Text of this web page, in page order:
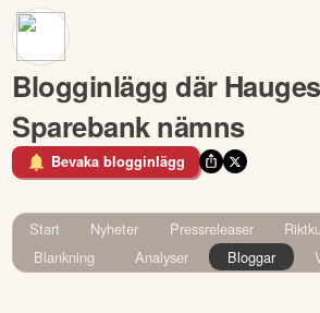
Blogginlägg där
Sparebank nämns
Bevaka blogginlägg
Start Nyheter Pressreleaser
Blankning
Analyser Bloggar